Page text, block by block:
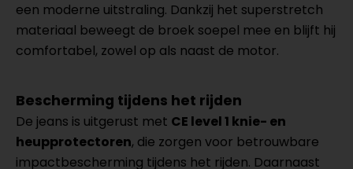
een moderne uitstraling. Dankzij het superstretch
materiaal beweegt de broek soepel mee en blijft hij
comfortabel, zowel op als naast de motor.
Bescherming tijdens het rijden
De jeans is uitgerust met CE level 1 knie- en
heupprotectoren, die zorgen voor betrouwbare
impactbescherming tijdens het rijden. Daarnaast